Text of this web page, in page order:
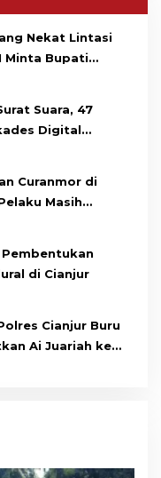
Nekat Lintasi
Minta Bupati
Suara, 47
Digital
Curanmor di
Masih
di Cianjur
Cianjur Buru
Ai Juariah ke